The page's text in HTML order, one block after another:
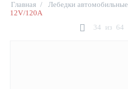
Главная / Лебедки автомобильные
12V/120А
34
из 64